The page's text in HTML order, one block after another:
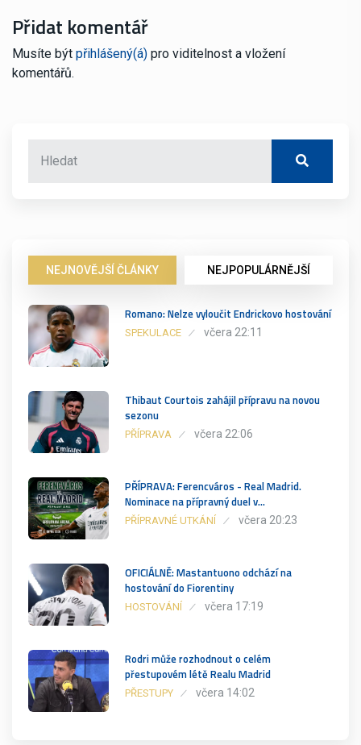
Přidat komentář
Musíte být přihlášený(á) pro viditelnost a vložení
komentářů.
NEJNOVĚJŠÍ ČLÁNKY NEJPOPULÁRNĚJŠÍ
Romano: Nelze vyloučit Endrickovo hostování
SPEKULACE včera 22:11
Thibaut Courtois zahájil přípravu na novou
sezonu
PŘÍPRAVA včera 22:06
PŘÍPRAVA: Ferencváros - Real Madrid.
Nominace na přípravný duel v…
PŘÍPRAVNÉ UTKÁNÍ včera 20:23
OFICIÁLNĚ: Mastantuono odchází na
hostování do Fiorentiny
HOSTOVÁNÍ včera 17:19
Rodri může rozhodnout o celém
přestupovém létě Realu Madrid
PŘESTUPY včera 14:02